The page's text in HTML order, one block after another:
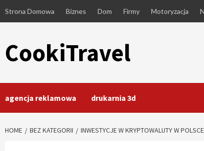
Strona Domowa Biznes Dom Firmy Motoryzacja
CookiTravel
agencja reklamowa drukarnia 3d
HOME BEZ KATEGORII INWESTYCJE W KRYPTOWALUTY W